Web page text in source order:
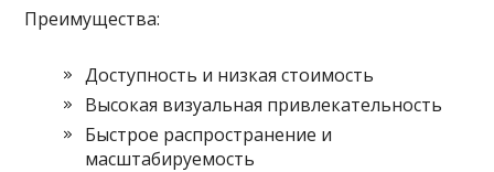
Преимущества:
Доступность и низкая стоимость
Высокая визуальная привлекательность
Быстрое распространение и
масштабируемость